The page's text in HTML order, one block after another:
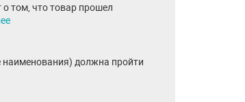
о том, что товар прошел
наименования) должна пройти